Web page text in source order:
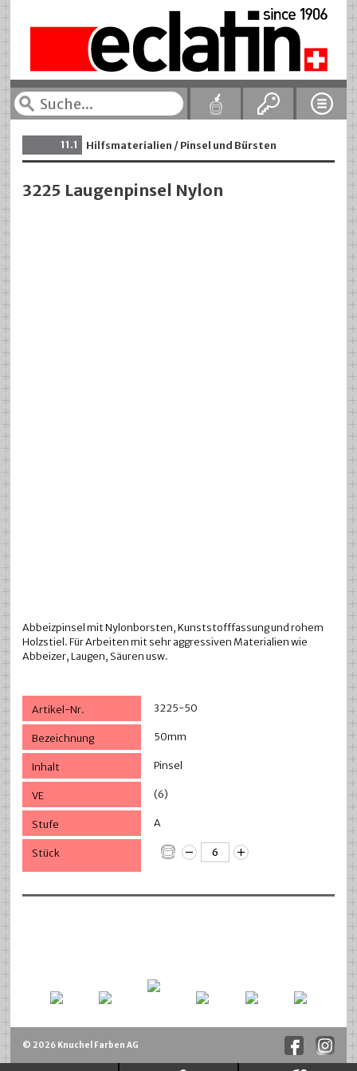
11.1 Hilfsmaterialien / Pinsel und Bürsten
3225 Laugenpinsel Nylon
Abbeizpinsel mit Nylonborsten, Kunststofffassung und rohem
Holzstiel. Für Arbeiten mit sehr aggressiven Materialien wie
Abbeizer, Laugen, Säuren usw.
3225-50
50mm
Pinsel
(6)
A
© 2026 Knuchel Farben AG